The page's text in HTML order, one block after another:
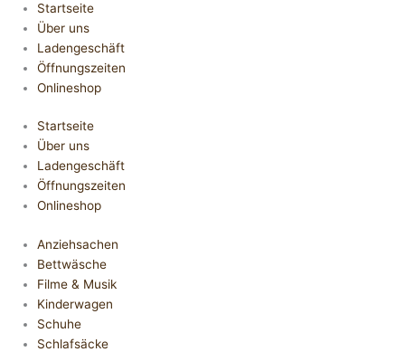
Startseite
Über uns
Ladengeschäft
Öffnungszeiten
Onlineshop
Startseite
Über uns
Ladengeschäft
Öffnungszeiten
Onlineshop
Anziehsachen
Bettwäsche
Filme & Musik
Kinderwagen
Schuhe
Schlafsäcke